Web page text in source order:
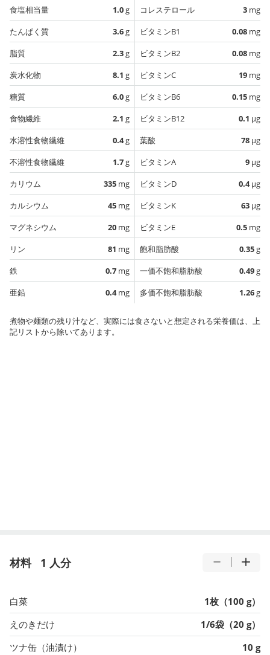
食塩相当量
1.0g
たんぱく質
3.6g
脂質
2.3g
炭水化物
8.1 g
糖質
6.0g
食物繊維
2.1 g
水溶性食物繊維
0.4g
不溶性食物繊維
1.7g
カリウム
335 mg
カルシウム
45 mg
マグネシウム
20 mg
リン
81 mg
鉄
0.7 mg
亜鉛
0.4mg
コレステロール
3 mg
ビタミンB1
0.08 mg
ビタミンB2
0.08 mg
ビタミンC
19 mg
ビタミンB6
0.15 mg
ビタミンB12
0.1 µg
葉酸
78 µg
ビタミンA
9 µg
ビタミンD
0.4µg
ビタミンK
63 µg
ビタミンE
0.5 mg
飽和脂肪酸
0.35g
一価不飽和脂肪酸
0.49g
多価不飽和脂肪酸
1.26g
煮物や麺類の残り汁など、実際には食さないと想定される栄養価は、上
記リストから除いてあります。
材料 1 人分
白菜
1枚（100 g）
えのきだけ
1/6袋（20 g）
ツナ缶（油漬け）
10 g